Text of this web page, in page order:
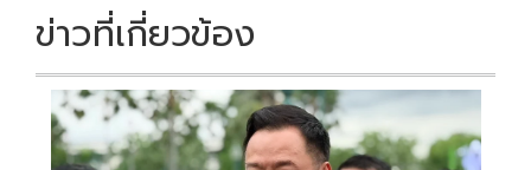
k k
ข่าวที่เกี่ยวข้อง